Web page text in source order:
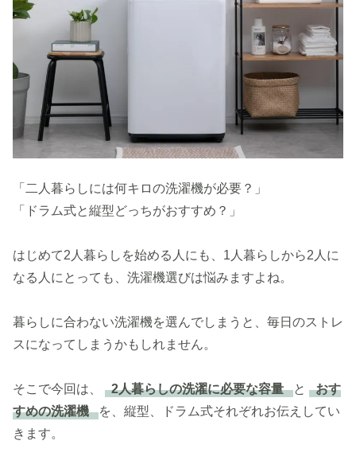
「二人暮らしには何キロの洗濯機が必要？」
「ドラム式と縦型どっちがおすすめ？」
はじめて2人暮らしを始める人にも、1人暮らしから2人に
なる人にとっても、洗濯機選びは悩みますよね。
暮らしに合わない洗濯機を選んでしまうと、毎日のストレ
スになってしまうかもしれません。
そこで今回は、 2人暮らしの洗濯に必要な容量 と
おす
すめの洗濯機 を、縦型、ドラム式それぞれお伝えしてい
きます。